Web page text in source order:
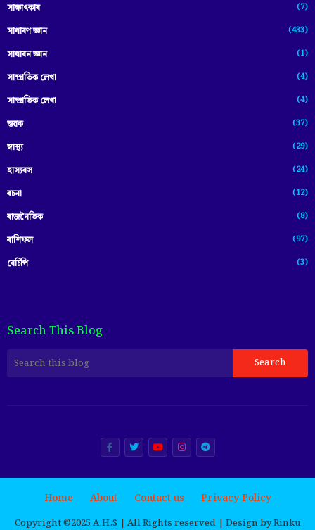
সাক্ষাৎকাৰ (7)
সাধাৰণ জ্ঞান (433)
সাধাৰন জ্ঞান (1)
সাম্প্রতিক লেখা (4)
সাম্প্ৰতিক লেখা (4)
স্তৱক (37)
স্বাস্থ্য (29)
হাস্যৰস (24)
ৰচনা (12)
ৰাজনৈতিক (8)
ৰাশিফল (97)
ৰেচিপি (3)
Search This Blog
Copyright ©️2025 A.H.S | All Rights reserved | Design by Rinku
Home About Contact us Privacy Policy